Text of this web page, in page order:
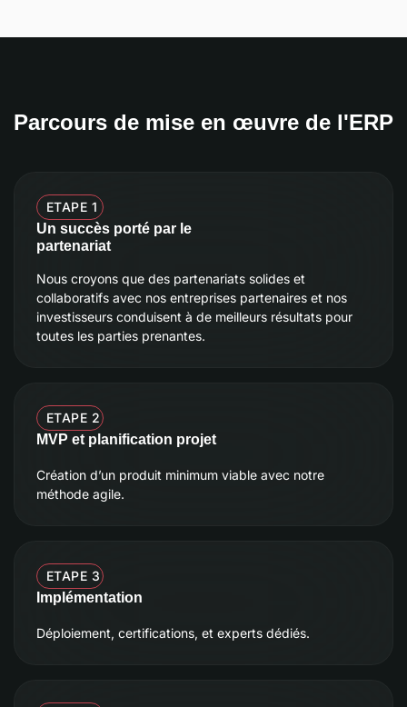
Parcours de mise en œuvre de l'ERP
ETAPE 1
Un succès porté par le
partenariat
Nous croyons que des partenariats solides et
collaboratifs avec nos entreprises partenaires et nos
investisseurs conduisent à de meilleurs résultats pour
toutes les parties prenantes.
ETAPE 2
MVP et planification projet
Création d’un produit minimum viable avec notre
méthode agile.
ETAPE 3
Implémentation
Déploiement, certifications, et experts dédiés.